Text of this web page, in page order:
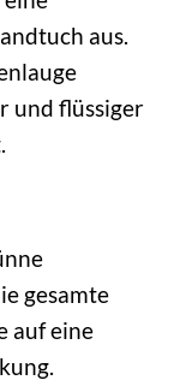
aus.
und flüssiger
gesamte
auf eine